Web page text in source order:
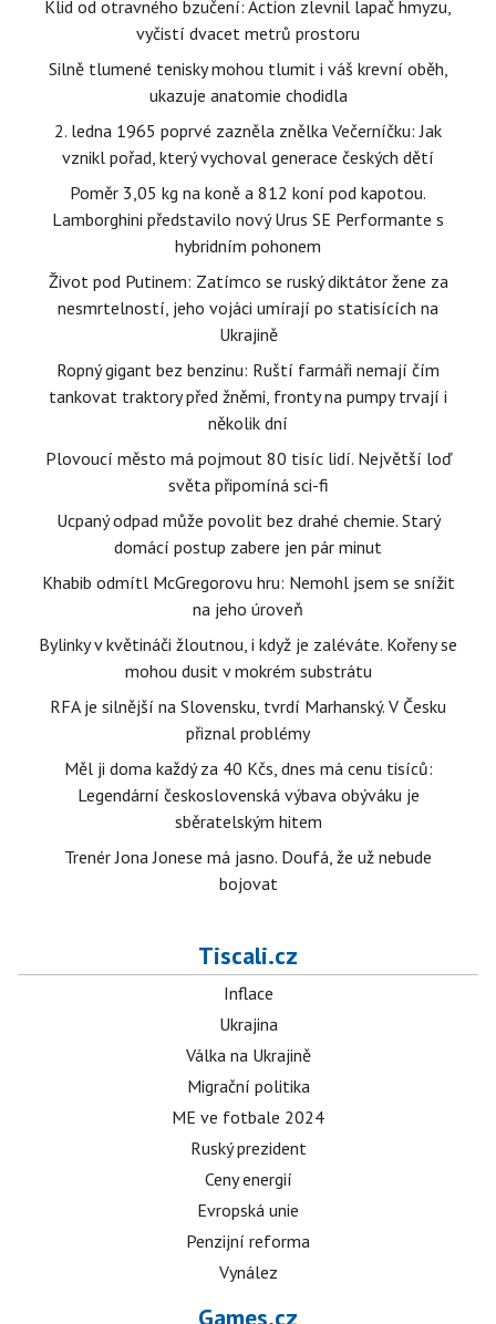
Klid od otravného bzučení: Action zlevnil lapač hmyzu,
vyčistí dvacet metrů prostoru
Silně tlumené tenisky mohou tlumit i váš krevní oběh,
ukazuje anatomie chodidla
2. ledna 1965 poprvé zazněla znělka Večerníčku: Jak
vznikl pořad, který vychoval generace českých dětí
Poměr 3,05 kg na koně a 812 koní pod kapotou.
Lamborghini představilo nový Urus SE Performante s
hybridním pohonem
Život pod Putinem: Zatímco se ruský diktátor žene za
nesmrtelností, jeho vojáci umírají po statisících na
Ukrajině
Ropný gigant bez benzinu: Ruští farmáři nemají čím
tankovat traktory před žněmi, fronty na pumpy trvají i
několik dní
Plovoucí město má pojmout 80 tisíc lidí. Největší loď
světa připomíná sci-fi
Ucpaný odpad může povolit bez drahé chemie. Starý
domácí postup zabere jen pár minut
Khabib odmítl McGregorovu hru: Nemohl jsem se snížit
na jeho úroveň
Bylinky v květináči žloutnou, i když je zaléváte. Kořeny se
mohou dusit v mokrém substrátu
RFA je silnější na Slovensku, tvrdí Marhanský. V Česku
přiznal problémy
Měl ji doma každý za 40 Kčs, dnes má cenu tisíců:
Legendární československá výbava obýváku je
sběratelským hitem
Trenér Jona Jonese má jasno. Doufá, že už nebude
bojovat
Tiscali.cz
Inflace
Ukrajina
Válka na Ukrajině
Migrační politika
ME ve fotbale 2024
Ruský prezident
Ceny energií
Evropská unie
Penzijní reforma
Vynález
Games.cz